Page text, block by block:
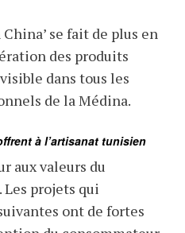
se fait de plus en
des produits
dans tous les
de la Médina.
à l’artisanat tunisien
aux valeurs du
projets qui
ont de fortes